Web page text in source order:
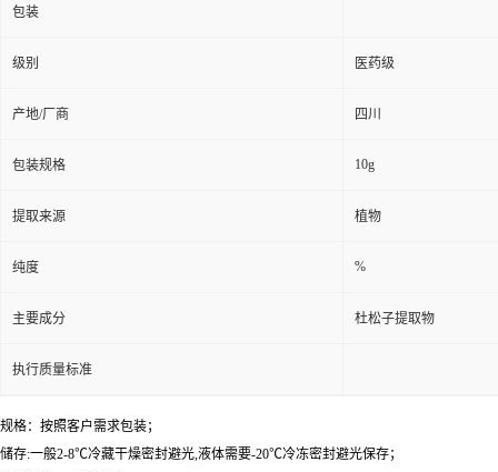
包装
级别 医药级
产地/厂商 四川
包装规格 10g
提取来源 植物
纯度 %
主要成分 杜松子提取物
执行质量标准
规格：按照客户需求包装；
储存:一般2-8℃冷藏干燥密封避光,液体需要-20℃冷冻密封避光保存；